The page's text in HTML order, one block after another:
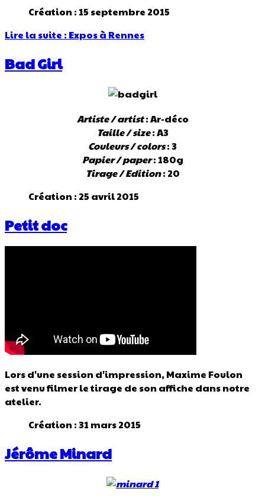
Création : 15 septembre 2015
Lire la suite : Expos à Rennes
Bad Girl
Artiste / artist: Ar-déco
Taille / size: A3
Couleurs / colors: 3
Papier / paper: 180g
Tirage / Edition: 20
Création : 25 avril 2015
Petit doc
Lors d'une session d'impression, Maxime Foulon
est venu filmer le tirage de son affiche dans notre
atelier.
Création : 31 mars 2015
Jérôme Minard